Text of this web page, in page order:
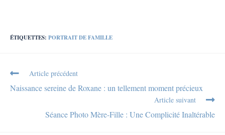
ÉTIQUETTES: PORTRAIT DE FAMILLE
Article précédent
Naissance sereine de Roxane : un tellement moment précieux
Article suivant
Séance Photo Mère-Fille : Une Complicité Inaltérable